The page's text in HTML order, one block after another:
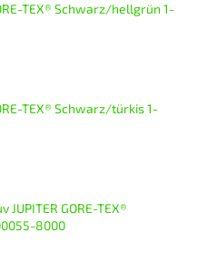
TEX® Schwarz/hellgrün 1-
TEX® Schwarz/türkis 1-
GORE-TEX®
8000